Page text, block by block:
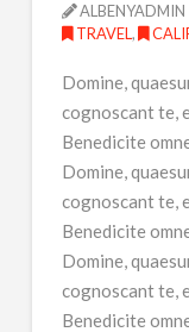
ALBENYADMIN
TRAVEL,
Domine,
cognoscant te,
Benedicite
Domine,
cognoscant te,
Benedicite
Domine,
cognoscant te,
Benedicite